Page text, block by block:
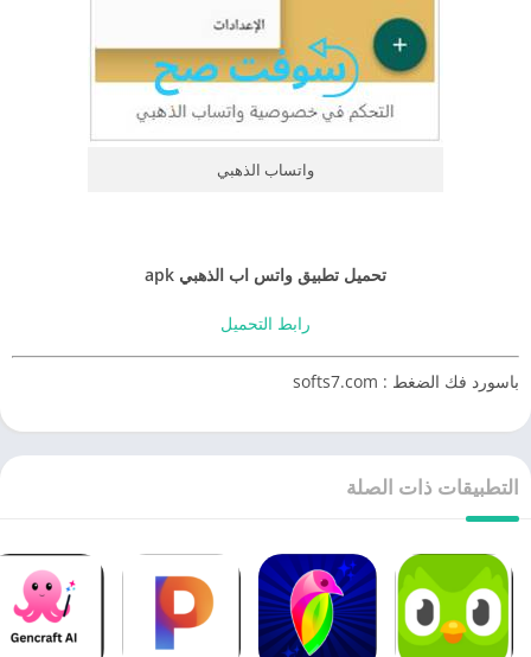
واتساب الذهبي
تحميل تطبيق واتس اب الذهبي apk
رابط التحميل
باسورد فك الضغط : softs7.com
التطبيقات ذات الصلة